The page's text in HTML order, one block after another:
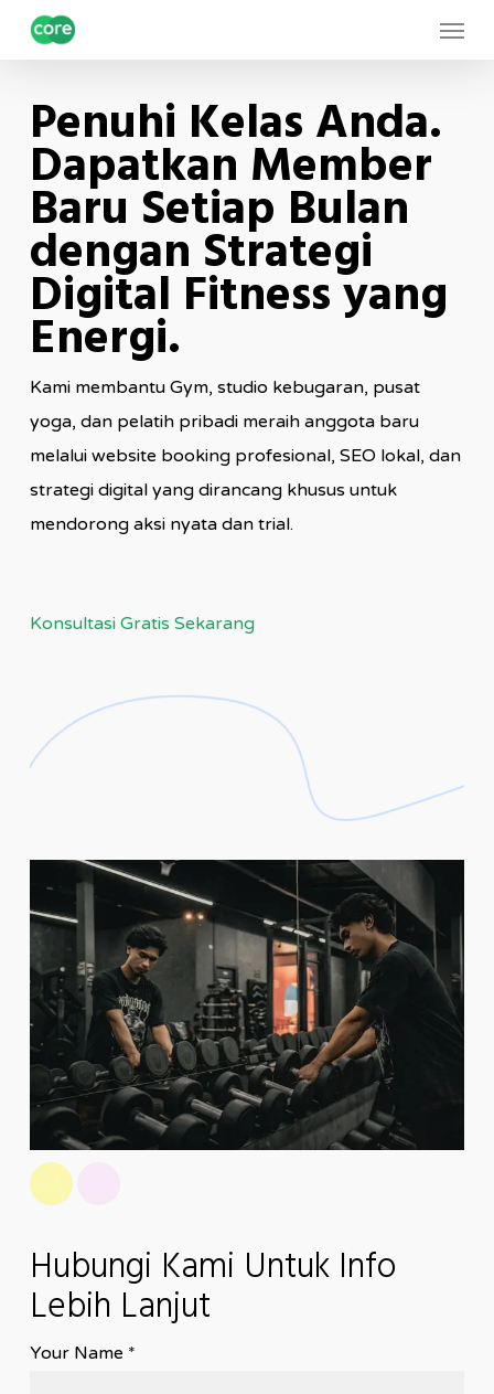
Skip
content
Menu
Penuhi Kelas Anda.
Dapatkan Member
Baru Setiap Bulan
dengan Strategi
Digital Fitness yang
Energi.
Kami membantu Gym, studio kebugaran, pusat
yoga, dan pelatih pribadi meraih anggota baru
melalui website booking profesional, SEO lokal, dan
strategi digital yang dirancang khusus untuk
mendorong aksi nyata dan trial.
Konsultasi Gratis Sekarang
Hubungi Kami Untuk Info
Lebih Lanjut
Your Name *